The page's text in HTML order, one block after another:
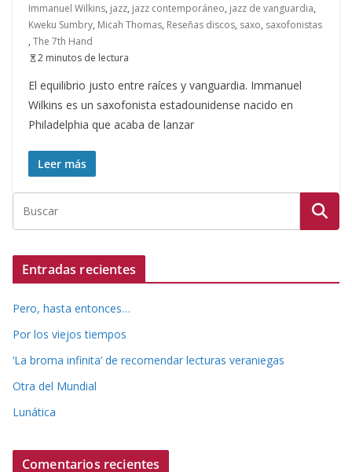
Immanuel Wilkins, jazz, jazz contemporáneo, jazz de vanguardia,
Kweku Sumbry, Micah Thomas, Reseñas discos, saxo, saxofonistas
, The 7th Hand
2 minutos de lectura
El equilibrio justo entre raíces y vanguardia. Immanuel
Wilkins es un saxofonista estadounidense nacido en
Philadelphia que acaba de lanzar
Leer más
Entradas recientes
Pero, hasta entonces…
Por los viejos tiempos
‘La broma infinita’ de recomendar lecturas veraniegas
Otra del Mundial
Lunática
Comentarios recientes